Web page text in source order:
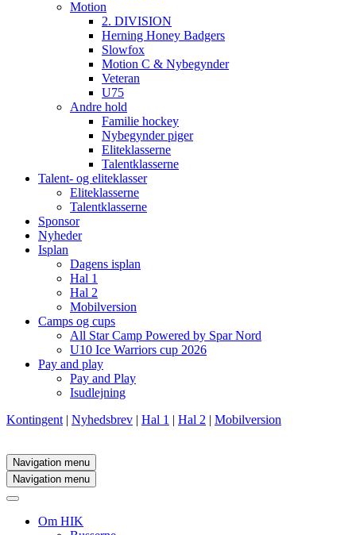
Motion
2. DIVISION
Herning Honey Badgers
Slowfox
Motion C & Nybegynder
Veteran
U75
Andre hold
Familie hockey
Nybegynder piger
Eliteklasserne
Talentklasserne
Talent- og eliteklasser
Eliteklasserne
Talentklasserne
Sponsor
Nyheder
Isplan
Dagens isplan
Hal 1
Hal 2
Mobilversion
Camps og cups
All Star Camp Powered by Spar Nord
U10 Ice Warriors cup 2026
Pay and play
Pay and Play
Isudlejning
Kontingent | Nyhedsbrev | Hal 1 | Hal 2 | Mobilversion
Navigation menu
Navigation menu
Om HIK